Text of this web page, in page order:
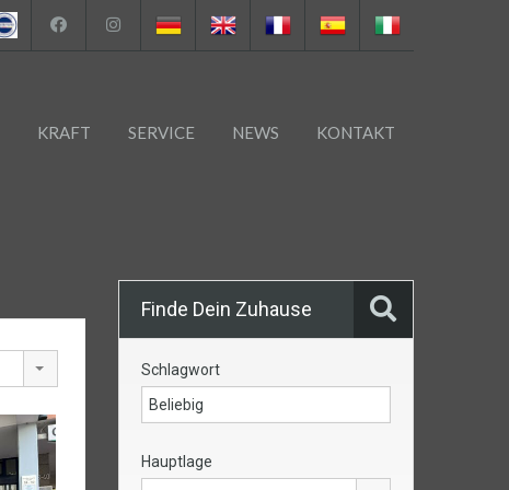
KRAFT SERVICE NEWS KONTAKT
Finde Dein Zuhause
Schlagwort
Hauptlage